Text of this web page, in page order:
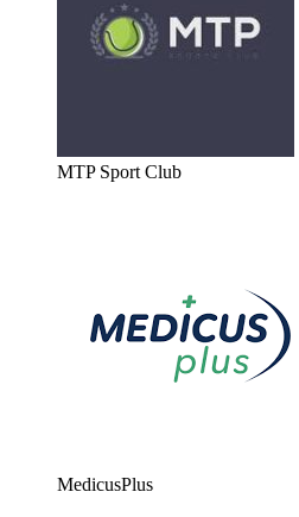
MTP Sport Club
MedicusPlus